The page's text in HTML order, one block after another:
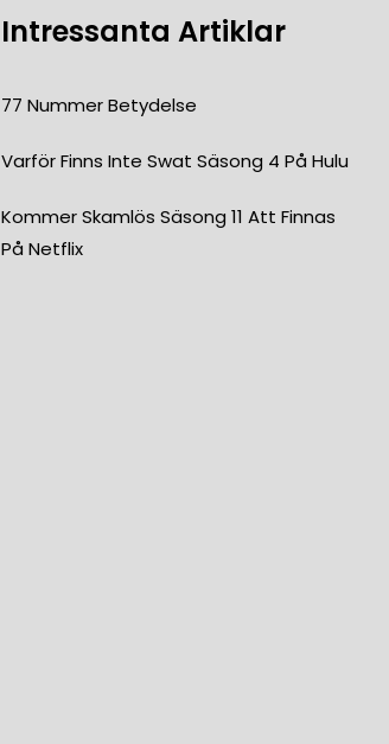
Intressanta Artiklar
77 Nummer Betydelse
Varför Finns Inte Swat Säsong 4 På Hulu
Kommer Skamlös Säsong 11 Att Finnas
På Netflix